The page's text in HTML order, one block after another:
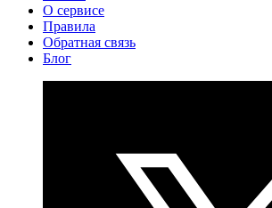
О сервисе
Правила
Обратная связь
Блог